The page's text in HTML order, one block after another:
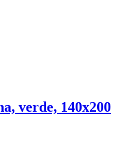
verde, 140x200